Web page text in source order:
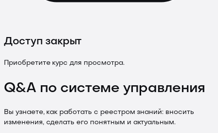
Доступ закрыт
Приобретите курс для просмотра.
Q&A по системе управления
Вы узнаете, как работать с реестром знаний: вносить
изменения, сделать его понятным и актуальным.